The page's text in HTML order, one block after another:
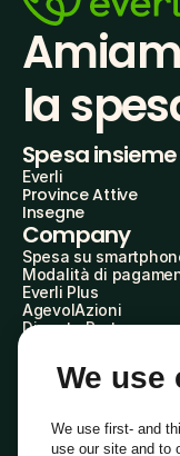
la
Spesa insieme
Everli
Province Attive
Insegne
Company
Spesa su
Modalità di
Everli Plus
AgevolAzioni
Diventa Partner
Everli Shoppers
About Us
Everli News
Domande frequenti
We use
We use first- and
use our site and to